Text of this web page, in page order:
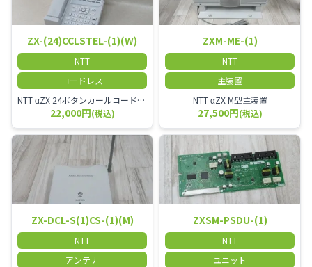
ZX-(24)CCLSTEL-(1)(W)
NTT
コードレス
NTT αZX 24ボタンカールコードレス電話機 無線タイプ、電話機と子機が離れるタイプのカールコードレス電話機です。 決裁者様等、オフィス内を頻繁に動かれる方のご使用が多いです。
22,000円(税込)
ZXM-ME-(1)
NTT
主装置
NTT αZX M型主装置
27,500円(税込)
ZX-DCL-S(1)CS-(1)(M)
NTT
アンテナ
ZXSM-PSDU-(1)
NTT
ユニット